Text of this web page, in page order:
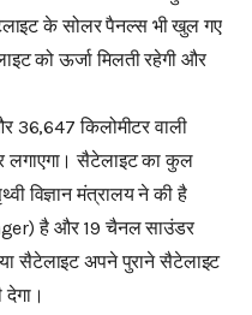
के सोलर पैनल्स भी खुल गए
को ऊर्जा मिलती रहेगी और
36,647 किलोमीटर वाली
लगाएगा। सैटेलाइट का कुल
विज्ञान मंत्रालय ने की है
है और 19 चैनल साउंडर
सैटेलाइट अपने पुराने सैटेलाइट